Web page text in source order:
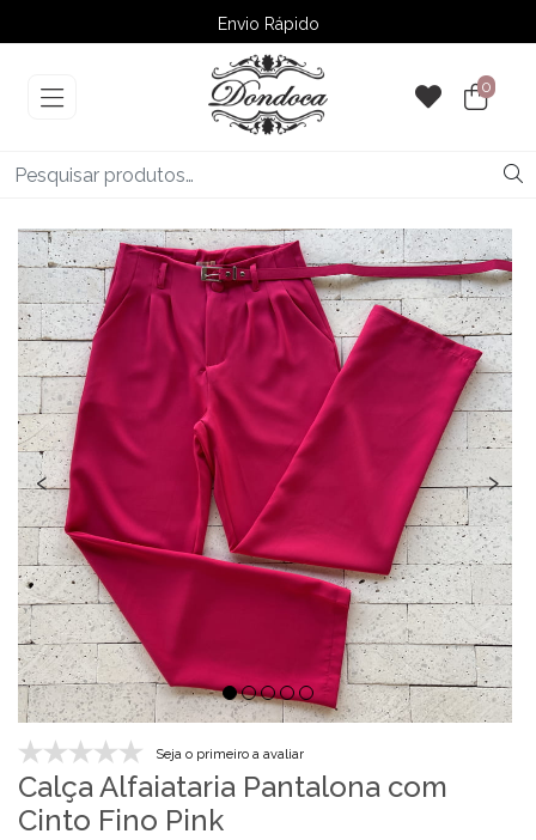
Envio Rápido
➚ Ofertas– Até 60% OFF
0
‹ ›
Seja o primeiro a avaliar
Calça Alfaiataria Pantalona com
Cinto Fino Pink